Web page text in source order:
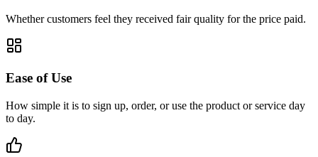
Whether customers feel they received fair quality for the price paid.
Ease of Use
How simple it is to sign up, order, or use the product or service day
to day.